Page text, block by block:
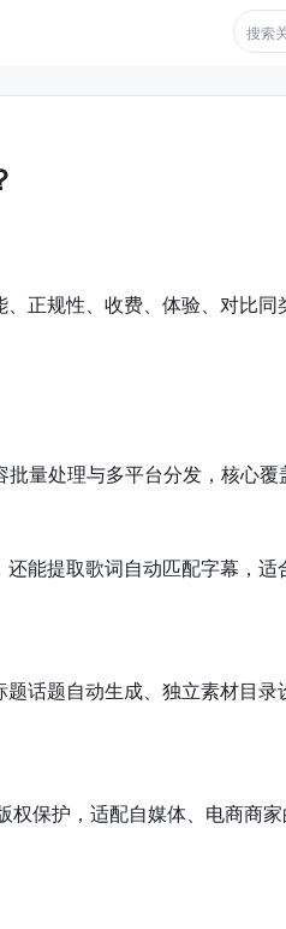
正规性、收费、体验、对比同
量处理与多平台分发，核心覆
能提取歌词自动匹配字幕，
话题自动生成、独立素材目
保护，适配自媒体、电商商